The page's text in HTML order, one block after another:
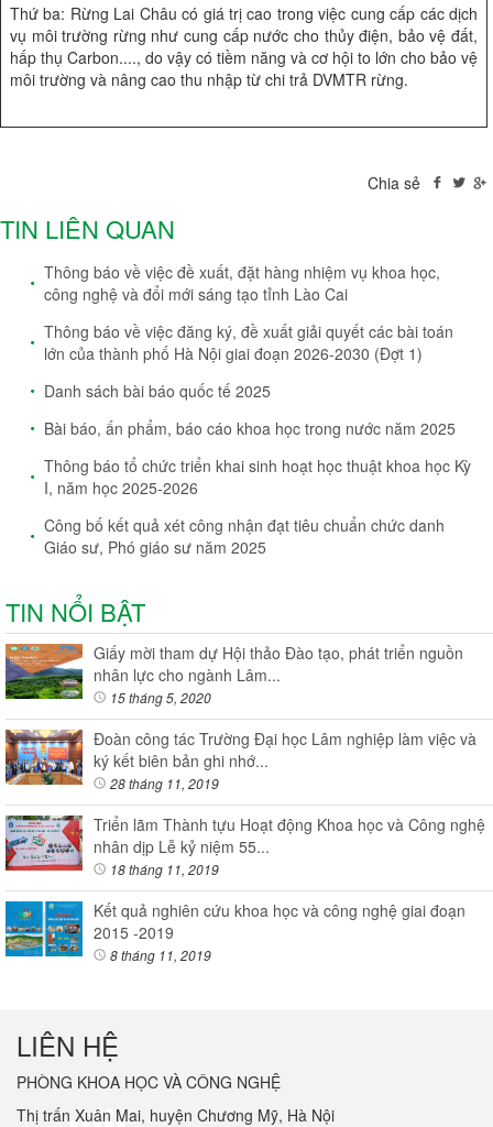
Thứ ba: Rừng Lai Châu có giá trị cao trong việc cung cấp các dịch
vụ môi trường rừng như cung cấp nước cho thủy điện, bảo vệ đất,
hấp thụ Carbon...., do vậy có tiềm năng và cơ hội to lớn cho bảo vệ
môi trường và nâng cao thu nhập từ chi trả DVMTR rừng.
Chia sẻ
TIN LIÊN QUAN
Thông báo về việc đề xuất, đặt hàng nhiệm vụ khoa học,
công nghệ và đổi mới sáng tạo tỉnh Lào Cai
Thông báo về việc đăng ký, đề xuất giải quyết các bài toán
lớn của thành phố Hà Nội giai đoạn 2026-2030 (Đợt 1)
Danh sách bài báo quốc tế 2025
Bài báo, ấn phẩm, báo cáo khoa học trong nước năm 2025
Thông báo tổ chức triển khai sinh hoạt học thuật khoa học Kỳ
I, năm học 2025-2026
Công bố kết quả xét công nhận đạt tiêu chuẩn chức danh
Giáo sư, Phó giáo sư năm 2025
TIN NỔI BẬT
Giấy mời tham dự Hội thảo Đào tạo, phát triển nguồn
nhân lực cho ngành Lâm...
15 tháng 5, 2020
Đoàn công tác Trường Đại học Lâm nghiệp làm việc và
ký kết biên bản ghi nhớ...
28 tháng 11, 2019
Triển lãm Thành tựu Hoạt động Khoa học và Công nghệ
nhân dịp Lễ kỷ niệm 55...
18 tháng 11, 2019
Kết quả nghiên cứu khoa học và công nghệ giai đoạn
2015 -2019
8 tháng 11, 2019
LIÊN HỆ
PHÒNG KHOA HỌC VÀ CÔNG NGHỆ
Thị trấn Xuân Mai, huyện Chương Mỹ, Hà Nội